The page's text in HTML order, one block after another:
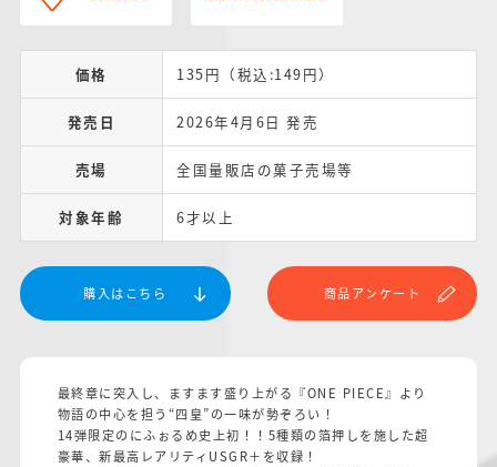
価格 135円（税込:149円）
発売日 2026年4月6日 発売
売場 全国量販店の菓子売場等
対象年齢 6才以上
購入はこちら 商品アンケート
最終章に突入し、ますます盛り上がる『ONE PIECE』より
物語の中心を担う“四皇”の一味が勢ぞろい！
14弾限定のにふぉるめ史上初！！5種類の箔押しを施した超
豪華、新最高レアリティUSGR＋を収録！